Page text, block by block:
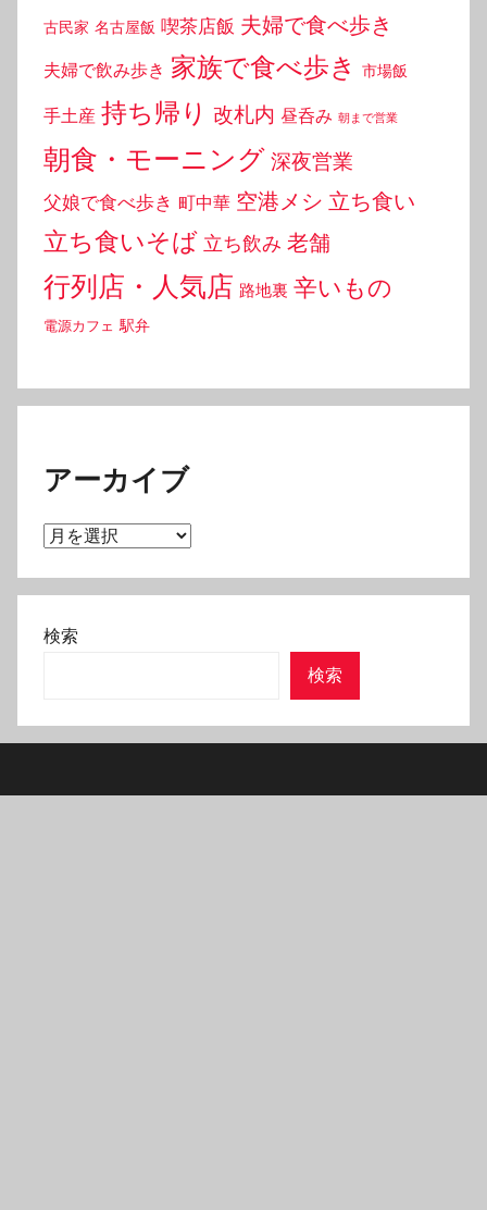
古民家 名古屋飯 喫茶店飯 夫婦で食べ歩き
夫婦で飲み歩き 家族で食べ歩き 市場飯
手土産 持ち帰り 改札内 昼呑み 朝まで営業
朝食・モーニング 深夜営業
父娘で食べ歩き 町中華 空港メシ 立ち食い
立ち食いそば 立ち飲み 老舗
行列店・人気店 路地裏 辛いもの
電源カフェ 駅弁
アーカイブ
ア
カ
イ
検索
検索